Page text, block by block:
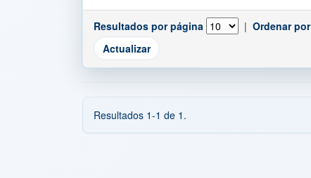
Resultados por página | Ordenar por
Resultados 1-1 de 1.